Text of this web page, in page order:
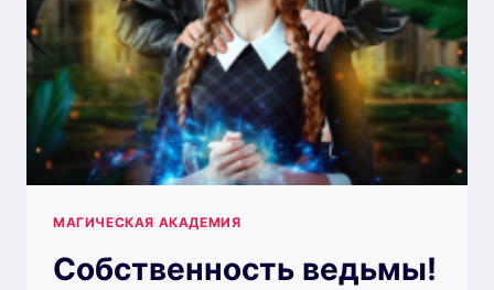
ЛИН
МАГИЧЕСКАЯ АКАДЕМИЯ
Собственность ведьмы!